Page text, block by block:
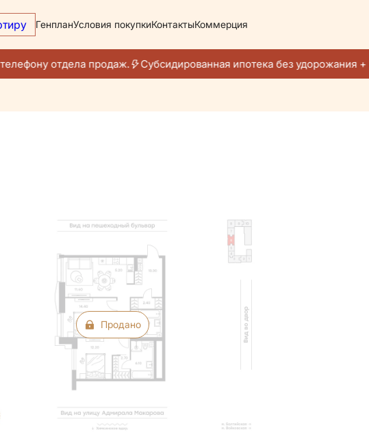
ГенпланУсловия покупкиКонтактыКоммерция
отдела продаж. Субсидированная ипотека без удорожания +
Продано